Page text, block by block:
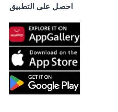
احصل على التطبيق